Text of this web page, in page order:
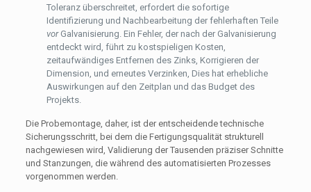
Toleranz überschreitet, erfordert die sofortige
Identifizierung und Nachbearbeitung der fehlerhaften Teile
vorGalvanisierung. Ein Fehler, der nach der Galvanisierung
entdeckt wird, führt zu kostspieligen Kosten,
zeitaufwändiges Entfernen des Zinks, Korrigieren der
Dimension, und erneutes Verzinken, Dies hat erhebliche
Auswirkungen auf den Zeitplan und das Budget des
Projekts.
Die Probemontage, daher, ist der entscheidende technische
Sicherungsschritt, bei dem die Fertigungsqualität strukturell
nachgewiesen wird, Validierung der Tausenden präziser Schnitte
und Stanzungen, die während des automatisierten Prozesses
vorgenommen werden.